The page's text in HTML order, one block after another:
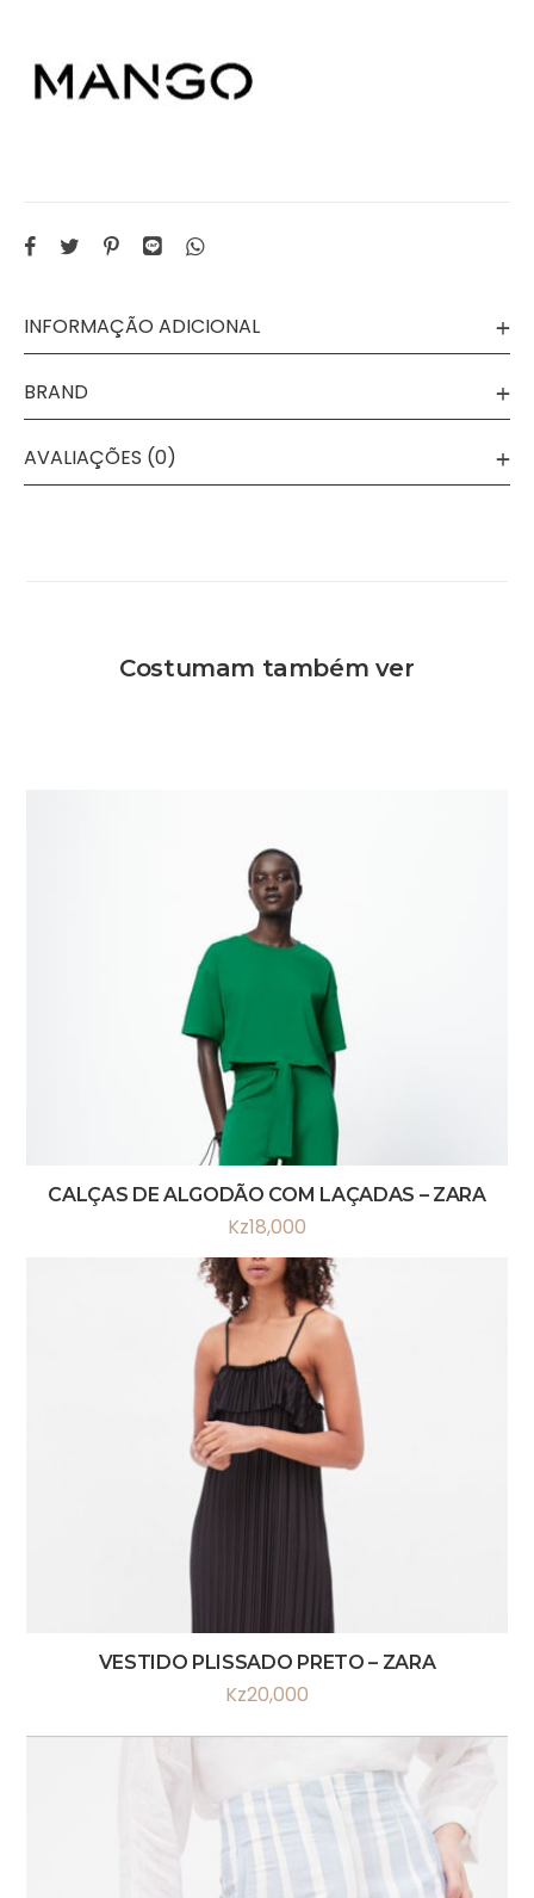
INFORMAÇÃO ADICIONAL
BRAND
AVALIAÇÕES (0)
Costumam também ver
CALÇAS DE ALGODÃO COM LAÇADAS – ZARA
Kz18,000
VESTIDO PLISSADO PRETO – ZARA
Kz20,000